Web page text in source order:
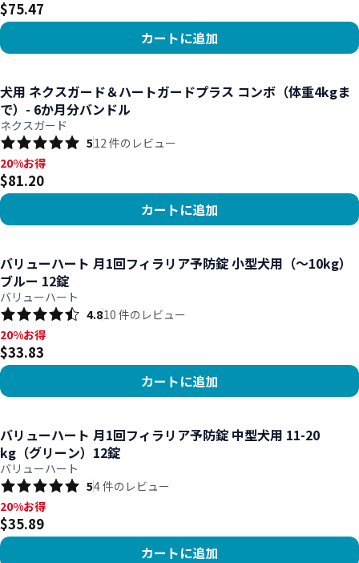
$75.47
カートに追加
犬用 ネクスガード＆ハートガードプラス コンボ（体重4kgま
で）- 6か月分バンドル
ネクスガード
512 件のレビュー
20%お得, $81.20
20%お得
$81.20
カートに追加
バリューハート 月1回フィラリア予防錠 小型犬用（～10kg）
ブルー 12錠
バリューハート
4.810 件のレビュー
20%お得, $33.83
20%お得
$33.83
カートに追加
バリューハート 月1回フィラリア予防錠 中型犬用 11-20
kg（グリーン）12錠
バリューハート
54件のレビュー
20%お得, $35.89
20%お得
$35.89
カートに追加